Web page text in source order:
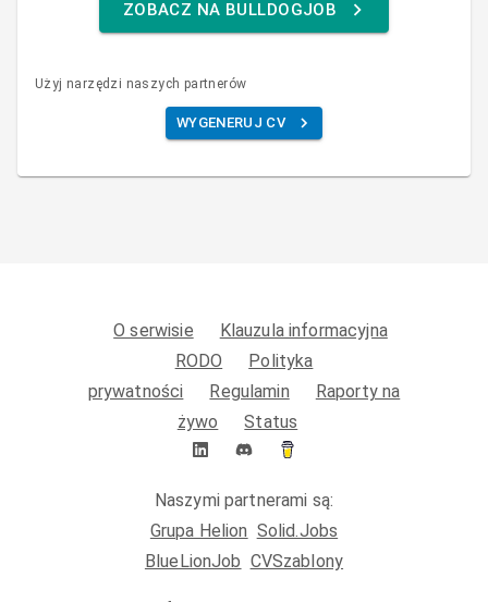
ZOBACZ NA BULLDOGJOB
Użyj narzędzi naszych partnerów
WYGENERUJ CV
O serwisie
Klauzula informacyjna
RODO
Polityka
prywatności
Regulamin
Raporty na
żywo
Status
Naszymi partnerami są:
Grupa Helion Solid.Jobs
BlueLionJob CVSzablony